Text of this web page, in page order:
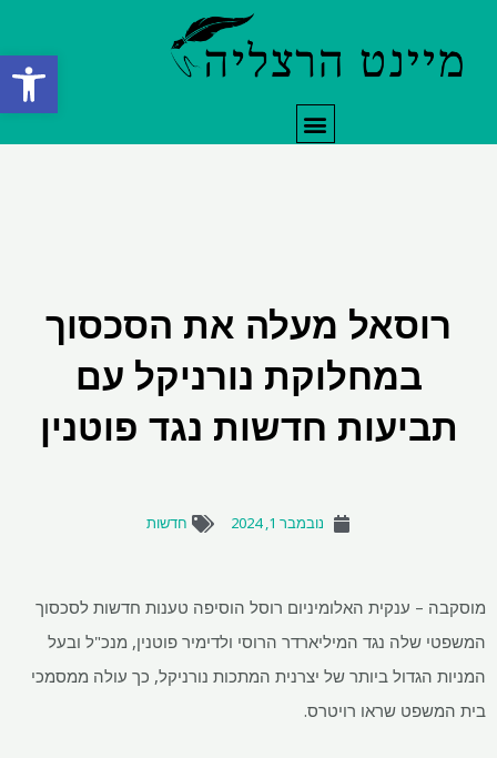
פתח
תפריט
רוסאל מעלה את הסכסוך
במחלוקת נורניקל עם
תביעות חדשות נגד פוטנין
נובמבר 1, 2024 חדשות
מוסקבה – ענקית האלומיניום רוסל הוסיפה טענות חדשות לסכסוך
המשפטי שלה נגד המיליארדר הרוסי ולדימיר פוטנין, מנכ"ל ובעל
המניות הגדול ביותר של יצרנית המתכות נורניקל, כך עולה ממסמכי
בית המשפט שראו רויטרס.